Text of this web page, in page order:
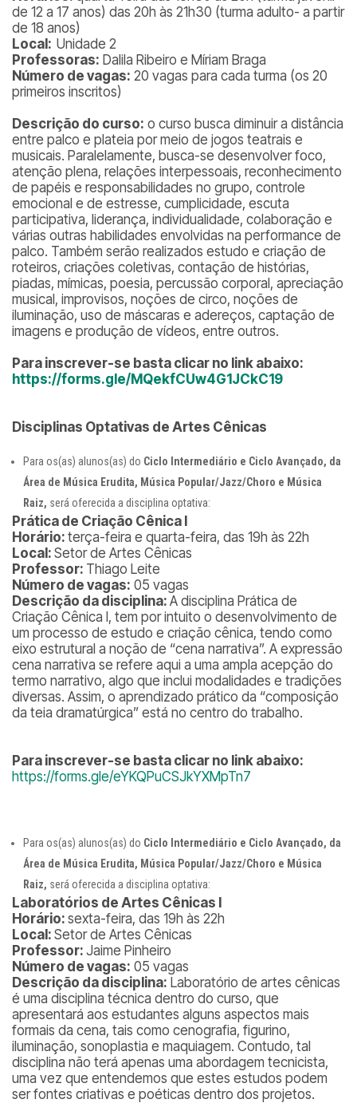
de 12 a 17 anos) das 20h às 21h30 (turma adulto- a partir
de 18 anos)
Local: Unidade 2
Professoras: Dalila Ribeiro e Míriam Braga
Número de vagas: 20 vagas para cada turma (os 20
primeiros inscritos)
Descrição do curso: o curso busca diminuir a distância
entre palco e plateia por meio de jogos teatrais e
musicais. Paralelamente, busca-se desenvolver foco,
atenção plena, relações interpessoais, reconhecimento
de papéis e responsabilidades no grupo, controle
emocional e de estresse, cumplicidade, escuta
participativa, liderança, individualidade, colaboração e
várias outras habilidades envolvidas na performance de
palco. Também serão realizados estudo e criação de
roteiros, criações coletivas, contação de histórias,
piadas, mímicas, poesia, percussão corporal, apreciação
musical, improvisos, noções de circo, noções de
iluminação, uso de máscaras e adereços, captação de
imagens e produção de vídeos, entre outros.
Para inscrever-se basta clicar no link abaixo:
https://forms.gle/MQekfCUw4G1JCkC19
Disciplinas Optativas de Artes Cênicas
Para os(as) alunos(as) do Ciclo Intermediário e Ciclo Avançado, da
Área de Música Erudita, Música Popular/Jazz/Choro e Música
Raiz, será oferecida a disciplina optativa:
Prática de Criação Cênica I
Horário: terça-feira e quarta-feira, das 19h às 22h
Local: Setor de Artes Cênicas
Professor: Thiago Leite
Número de vagas: 05 vagas
Descrição da disciplina: A disciplina Prática de
Criação Cênica I, tem por intuito o desenvolvimento de
um processo de estudo e criação cênica, tendo como
eixo estrutural a noção de “cena narrativa”. A expressão
cena narrativa se refere aqui a uma ampla acepção do
termo narrativo, algo que inclui modalidades e tradições
diversas. Assim, o aprendizado prático da “composição
da teia dramatúrgica” está no centro do trabalho.
Para inscrever-se basta clicar no link abaixo:
https://forms.gle/eYKQPuCSJkYXMpTn7
Para os(as) alunos(as) do Ciclo Intermediário e Ciclo Avançado, da
Área de Música Erudita, Música Popular/Jazz/Choro e Música
Raiz, será oferecida a disciplina optativa:
Laboratórios de Artes Cênicas I
Horário: sexta-feira, das 19h às 22h
Local: Setor de Artes Cênicas
Professor: Jaime Pinheiro
Número de vagas: 05 vagas
Descrição da disciplina: Laboratório de artes cênicas
é uma disciplina técnica dentro do curso, que
apresentará aos estudantes alguns aspectos mais
formais da cena, tais como cenografia, figurino,
iluminação, sonoplastia e maquiagem. Contudo, tal
disciplina não terá apenas uma abordagem tecnicista,
uma vez que entendemos que estes estudos podem
ser fontes criativas e poéticas dentro dos projetos.